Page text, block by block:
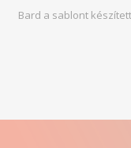
Bard a sablont